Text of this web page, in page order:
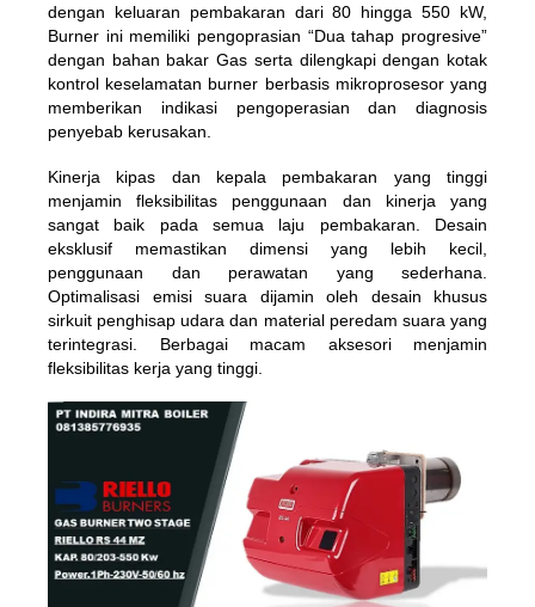
dengan keluaran pembakaran dari 80 hingga 550 kW,
Burner ini memiliki pengoprasian “Dua tahap progresive”
dengan bahan bakar Gas serta dilengkapi dengan kotak
kontrol keselamatan burner berbasis mikroprosesor yang
memberikan indikasi pengoperasian dan diagnosis
penyebab kerusakan.
Kinerja kipas dan kepala pembakaran yang tinggi
menjamin fleksibilitas penggunaan dan kinerja yang
sangat baik pada semua laju pembakaran. Desain
eksklusif memastikan dimensi yang lebih kecil,
penggunaan dan perawatan yang sederhana.
Optimalisasi emisi suara dijamin oleh desain khusus
sirkuit penghisap udara dan material peredam suara yang
terintegrasi. Berbagai macam aksesori menjamin
fleksibilitas kerja yang tinggi.